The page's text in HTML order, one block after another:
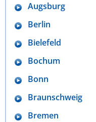
Augsburg
Berlin
Bielefeld
Bochum
Bonn
Braunschweig
Bremen